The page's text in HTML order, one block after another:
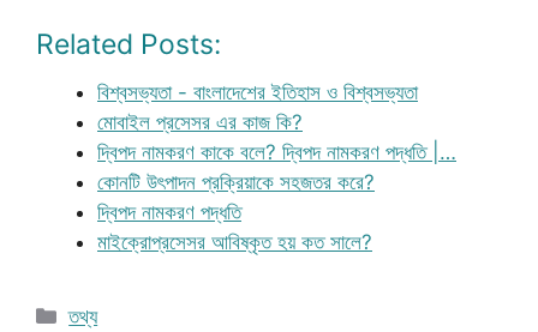
Related Posts:
বিশ্বসভ্যতা - বাংলাদেশের ইতিহাস ও বিশ্বসভ্যতা
মোবাইল প্রসেসর এর কাজ কি?
দ্বিপদ নামকরণ কাকে বলে? দ্বিপদ নামকরণ পদ্ধতি |…
কোনটি উৎপাদন প্রক্রিয়াকে সহজতর করে?
দ্বিপদ নামকরণ পদ্ধতি
মাইক্রোপ্রসেসর আবিষ্কৃত হয় কত সালে?
Categories
তথ্য